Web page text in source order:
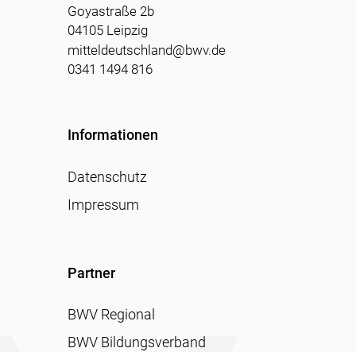
Goyastraße 2b
04105 Leipzig
mitteldeutschland@bwv.de
0341 1494 816
Informationen
Datenschutz
Impressum
Partner
BWV Regional
BWV Bildungsverband